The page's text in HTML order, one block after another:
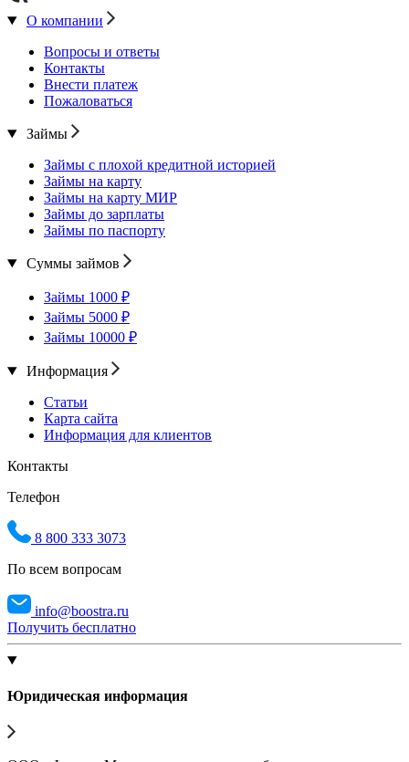
О компании
Вопросы и ответы
Контакты
Внести платеж
Пожаловаться
Займы
Займы с плохой кредитной историей
Займы на карту
Займы на карту МИР
Займы до зарплаты
Займы по паспорту
Суммы займов
Займы 1000 ₽
Займы 5000 ₽
Займы 10000 ₽
Информация
Статьи
Карта сайта
Информация для клиентов
Контакты
Телефон
8 800 333 3073
По всем вопросам
info@boostra.ru
Получить бесплатно
Юридическая информация